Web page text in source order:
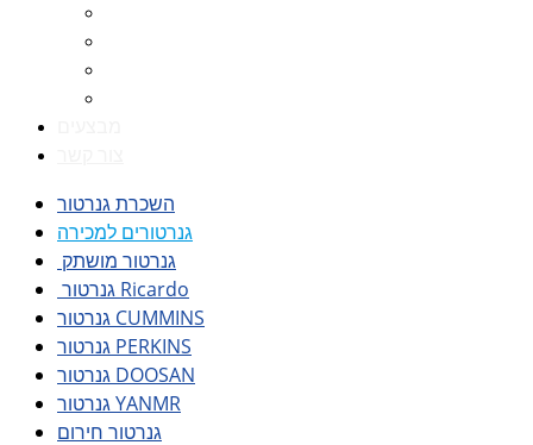
השכרת גנרטור
גנרטורים למכירה
גנרטור מושתק
גנרטור Ricardo
גנרטור CUMMINS
גנרטור PERKINS
גנרטור DOOSAN
גנרטור YANMR
גנרטור חירום